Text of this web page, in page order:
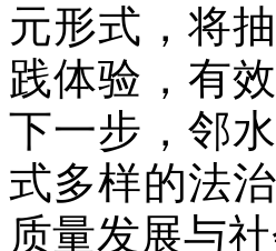
元形式，将
践体验，有
下一步，邻
式多样的法
质量发展与